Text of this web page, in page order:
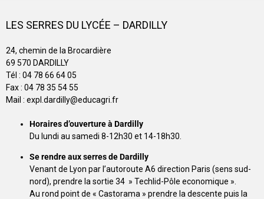
LES SERRES DU LYCÉE – DARDILLY
24, chemin de la Brocardière
69 570 DARDILLY
Tél : 04 78 66 64 05
Fax : 04 78 35 54 55
Mail : expl.dardilly@educagri.fr
Horaires d’ouverture à Dardilly
Du lundi au samedi 8-12h30 et 14-18h30.
Se rendre aux serres de Dardilly
Venant de Lyon par l’autoroute A6 direction Paris (sens sud-
nord), prendre la sortie 34 » Techlid-Pôle economique ».
Au rond point de « Castorama » prendre la descente puis la